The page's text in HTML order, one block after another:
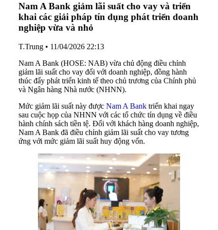
Nam A Bank giảm lãi suất cho vay và triển
khai các giải pháp tín dụng phát triển doanh
nghiệp vừa và nhỏ
T.Trung • 11/04/2026 22:13
Nam A Bank (HOSE: NAB) vừa chủ động điều chỉnh
giảm lãi suất cho vay đối với doanh nghiệp, đồng hành
thúc đẩy phát triển kinh tế theo chủ trương của Chính phủ
và Ngân hàng Nhà nước (NHNN).
Mức giảm lãi suất này được Nam A Bank triển khai ngay
sau cuộc họp của NHNN với các tổ chức tín dụng về điều
hành chính sách tiền tệ. Đối với khách hàng doanh nghiệp,
Nam A Bank đã điều chỉnh giảm lãi suất cho vay tương
ứng với mức giảm lãi suất huy động vốn.